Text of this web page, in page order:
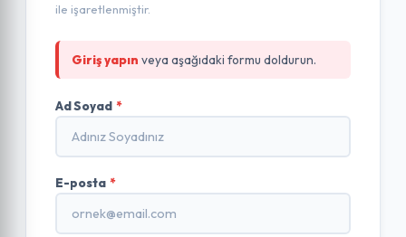
ile işaretlenmiştir.
Giriş yapın veya aşağıdaki formu doldurun.
Ad Soyad *
E-posta *